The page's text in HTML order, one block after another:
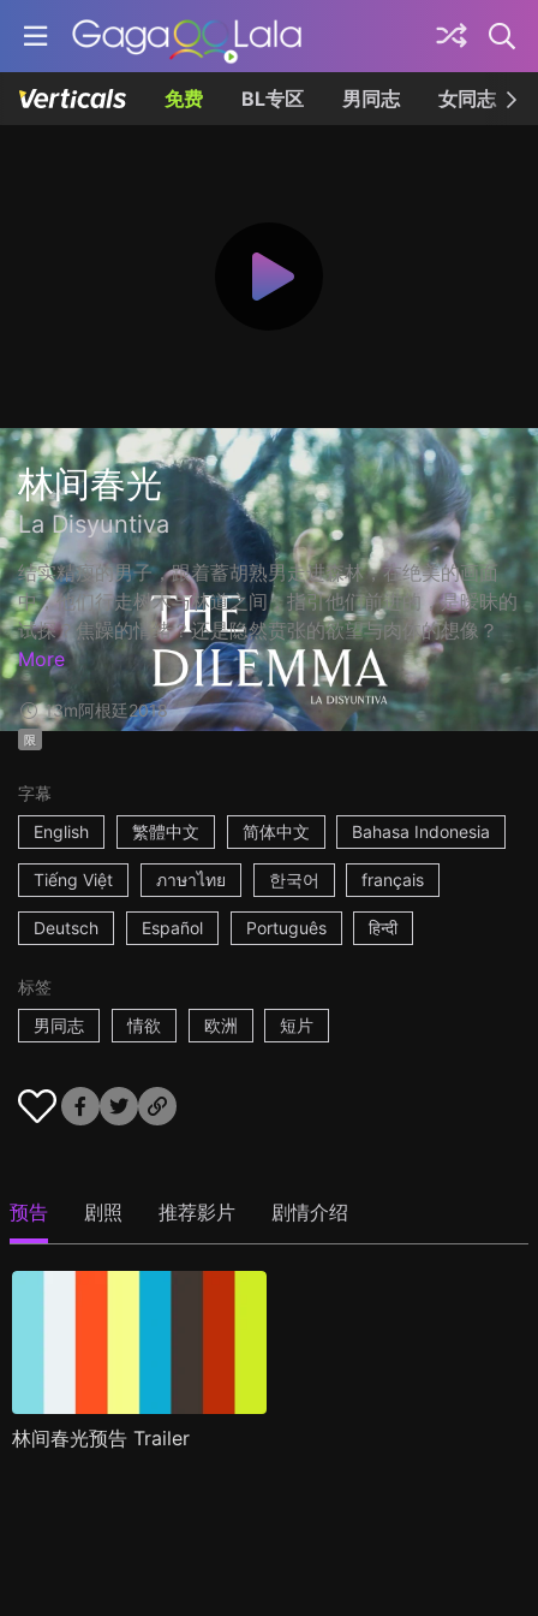
免费 BL专区 男同志 女同志
林间春光
La Disyuntiva
结实精瘦的男子，跟着蓄胡熟男走进森林，在绝美的画面
中，他们行走树木与林道之间，指引他们前进的，是暧昧的
试探？焦躁的情绪？还是隐然贲张的欲望与肉体的想像？
More
13m阿根廷2018
限
字幕
English
繁體中文 简体中文 Bahasa Indonesia
Tiếng Việt ภาษาไทย 한국어 français
Deutsch Español Português हिन्दी
标签
男同志
情欲 欧洲 短片
预告 剧照 推荐影片 剧情介绍
林间春光预告 Trailer